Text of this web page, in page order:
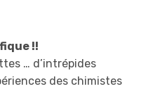
!!
… d’intrépides
des chimistes